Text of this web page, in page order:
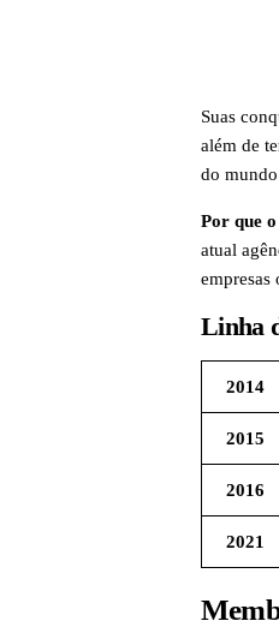
Suas
além de
do
Por que
atual
Linha
2014
2015
2016
2021